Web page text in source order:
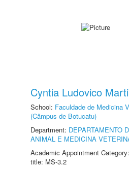
Cyntia Ludovico
School: Faculdade de Medicina
(Câmpus de Botucatu)
Department: DEPARTAMENTO
ANIMAL E MEDICINA
Academic Appointment
title: MS-3.2